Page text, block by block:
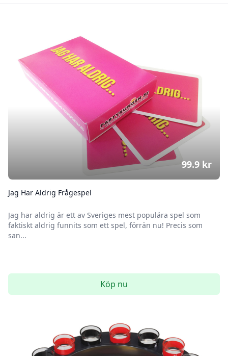
Jag Har Aldrig Frågespel
Jag har aldrig är ett av Sveriges mest populära spel som
faktiskt aldrig funnits som ett spel, förrän nu! Precis som
san...
99.9 kr
Köp nu